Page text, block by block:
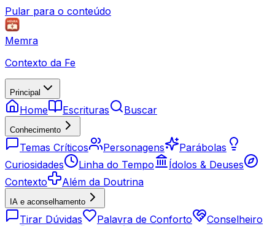
Pular para o conteúdo
Memra
Contexto da Fe
Principal
Home Escrituras Buscar
Conhecimento
Temas Críticos Personagens
Parábolas
Curiosidades
Linha do Tempo
Ídolos & Deuses
Contexto
Além da Doutrina
IA e aconselhamento
Tirar Dúvidas Palavra de Conforto
Conselheiro